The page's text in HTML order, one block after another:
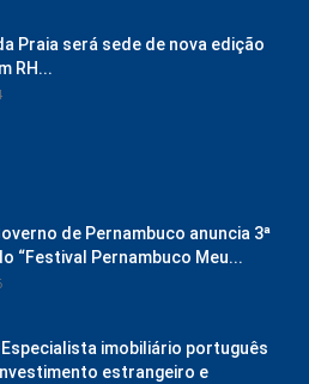
Praia será sede de nova edição
RH...
de Pernambuco anuncia 3ª
“Festival Pernambuco Meu...
Especialista imobiliário português
estrangeiro e